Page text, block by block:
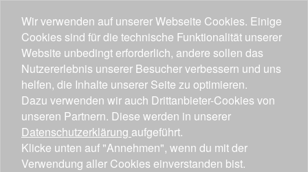
Wir verwenden auf unserer Webseite Cookies. Einige
Cookies sind für die technische Funktionalität unserer
Website unbedingt erforderlich, andere sollen das
Nutzererlebnis unserer Besucher verbessern und uns
helfen, die Inhalte unserer Seite zu optimieren.
Dazu verwenden wir auch Drittanbieter-Cookies von
unseren Partnern. Diese werden in unserer
Datenschutzerklärung aufgeführt.
Klicke unten auf "Annehmen", wenn du mit der
Verwendung aller Cookies einverstanden bist.